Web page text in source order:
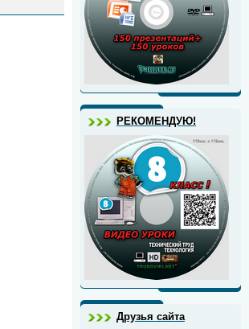
РЕКОМЕНДУЮ!
Друзья сайта